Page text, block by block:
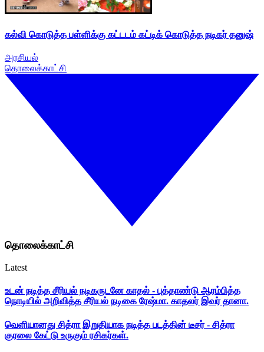
கல்வி கொடுத்த பள்ளிக்கு கட்டடம் கட்டிக் கொடுத்த நடிகர் தனுஷ்
அரசியல்
தொலைக்காட்சி
தொலைக்காட்சி
Latest
உடன் நடித்த சீரியல் நடிகருடனே காதல் - புத்தாண்டு ஆரம்பித்த
நொடியில் அறிவித்த சீரியல் நடிகை ரேஷ்மா. காதலர் இவர் தானா.
வெளியானது சித்ரா இறுதியாக நடித்த படத்தின் டீசர் - சித்ரா
குரலை கேட்டு உருகும் ரசிகர்கள்.